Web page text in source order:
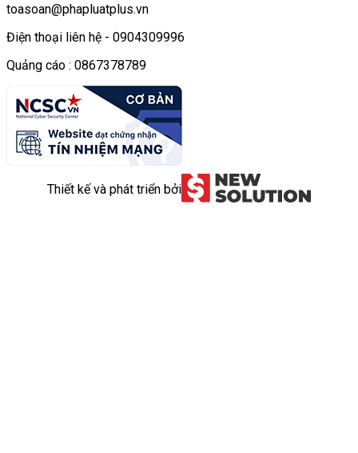
toasoan@phapluatplus.vn
Điện thoại liên hệ - 0904309996
Quảng cáo : 0867378789
Thiết kế và phát triển bởi